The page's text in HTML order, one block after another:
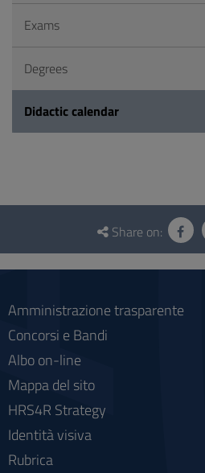
Exams
Degrees
Didactic calendar
Questionnaire
social
Share on:
Amministrazione trasparente
Concorsi e Bandi
Albo on-line
Mappa del sito
HRS4R Strategy
Identità visiva
Rubrica